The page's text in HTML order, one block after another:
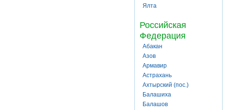
Ялта
Российская
Федерация
Абакан
Азов
Армавир
Астрахань
Ахтырский (пос.)
Балашиха
Балашов